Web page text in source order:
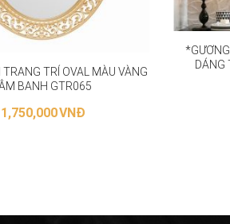
TRÍ OVAL MÀU VÀNG
BANH GTR065
1,750,000VNĐ
*GƯƠNG
DÁNG